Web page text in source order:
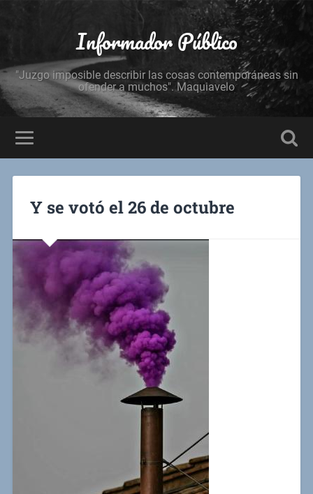
Informador Público
"Juzgo imposible describir las cosas contemporáneas sin
ofender a muchos". Maquiavelo
Y se votó el 26 de octubre